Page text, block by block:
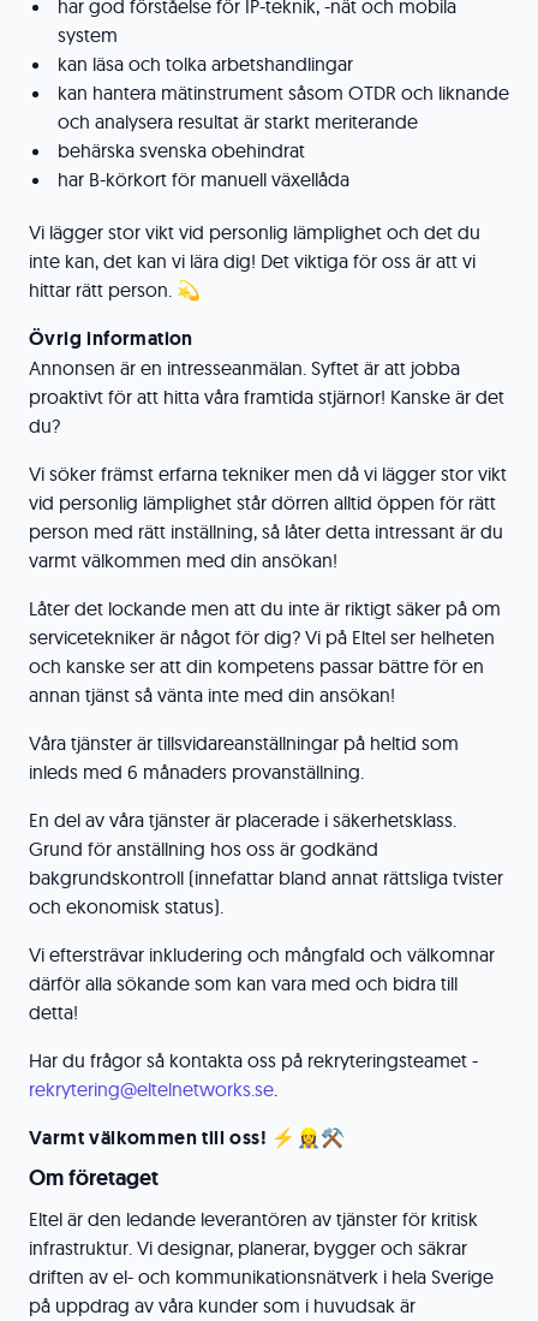
har god förståelse för IP-teknik, -nät och mobila
system
kan läsa och tolka arbetshandlingar
kan hantera mätinstrument såsom OTDR och liknande
och analysera resultat är starkt meriterande
behärska svenska obehindrat
har B-körkort för manuell växellåda
Vi lägger stor vikt vid personlig lämplighet och det du
inte kan, det kan vi lära dig! Det viktiga för oss är att vi
hittar rätt person. 💫
Övrig information
Annonsen är en intresseanmälan. Syftet är att jobba
proaktivt för att hitta våra framtida stjärnor! Kanske är det
du?
Vi söker främst erfarna tekniker men då vi lägger stor vikt
vid personlig lämplighet står dörren alltid öppen för rätt
person med rätt inställning, så låter detta intressant är du
varmt välkommen med din ansökan!
Låter det lockande men att du inte är riktigt säker på om
servicetekniker är något för dig? Vi på Eltel ser helheten
och kanske ser att din kompetens passar bättre för en
annan tjänst så vänta inte med din ansökan!
Våra tjänster är tillsvidareanställningar på heltid som
inleds med 6 månaders provanställning.
En del av våra tjänster är placerade i säkerhetsklass.
Grund för anställning hos oss är godkänd
bakgrundskontroll (innefattar bland annat rättsliga tvister
och ekonomisk status).
Vi eftersträvar inkludering och mångfald och välkomnar
därför alla sökande som kan vara med och bidra till
detta!
Har du frågor så kontakta oss på rekryteringsteamet -
rekrytering@eltelnetworks.se.
Varmt välkommen till oss! ⚡👷‍♀️⚒️
Om företaget
Eltel är den ledande leverantören av tjänster för kritisk
infrastruktur. Vi designar, planerar, bygger och säkrar
driften av el- och kommunikationsnätverk i hela Sverige
på uppdrag av våra kunder som i huvudsak är